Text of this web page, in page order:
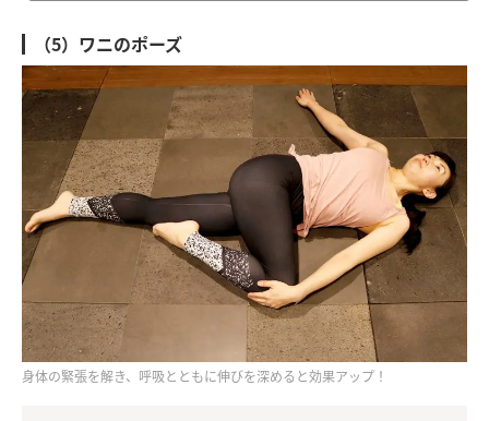
（5）ワニのポーズ
身体の緊張を解き、呼吸とともに伸びを深めると効果アップ！